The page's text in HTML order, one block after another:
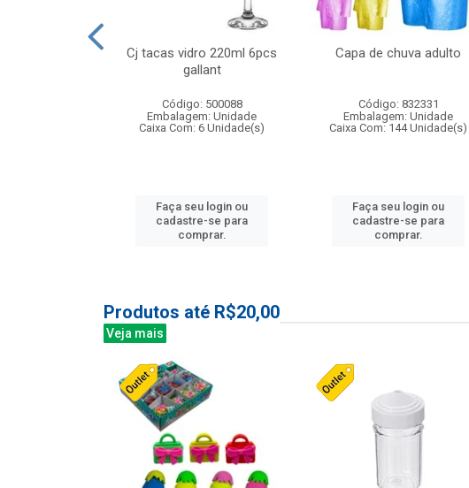
Cj tacas vidro 220ml 6pcs
gallant
Código: 500088
Embalagem: Unidade
Caixa Com: 6 Unidade(s)
Faça seu login ou
cadastre-se para
comprar.
Capa de chuva adulto
Código: 832331
Embalagem: Unidade
Caixa Com: 144 Unidade(s)
Faça seu login ou
cadastre-se para
comprar.
Produtos até R$20,00
Veja mais